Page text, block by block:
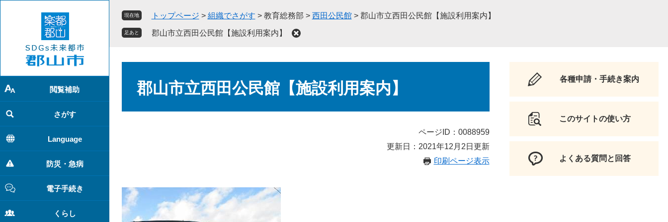
で
す
。
ば
し
て
本
文
へ
閲覧補助
さがす
Language
防災・急病
電子手続き
くらし
現在地 トップページ > 組織でさがす > 教育総務部 > 西田公民館 > 郡山市立西田公民館【施設利用案内】
足あと 郡山市立西田公民館【施設利用案内】
郡山市立西田公民館【施設利用案内】
ページID：0088959
更新日：2021年12月2日更新
印刷ページ表示
各種申請・手続き案内
このサイトの使い方
よくある質問と回答